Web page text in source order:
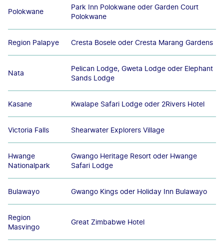
Polokwane
Park Inn Polokwane oder Garden Court
Polokwane
Region Palapye Cresta Bosele oder Cresta Marang Gardens
Nata
Pelican Lodge, Gweta Lodge oder Elephant
Sands Lodge
Kasane Kwalape Safari Lodge oder 2Rivers Hotel
Victoria Falls Shearwater Explorers Village
Hwange
Nationalpark
Gwango Heritage Resort oder Hwange
Safari Lodge
Bulawayo Gwango Kings oder Holiday Inn Bulawayo
Region
Masvingo
Great Zimbabwe Hotel